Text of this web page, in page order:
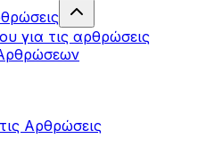
για τις αρθρώσεις
Αρθρώσεις